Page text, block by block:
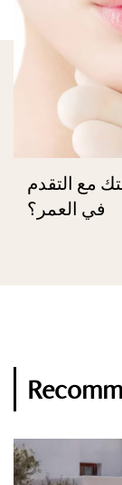
مع التقدم
في العمر؟